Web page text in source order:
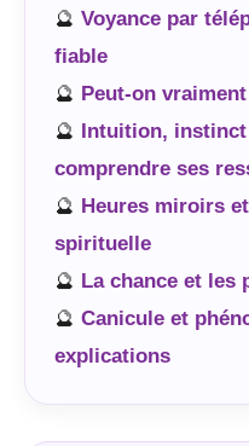
🔮 Voyance par
fiable
🔮 Peut-on
🔮 Intuition,
comprendre ses
🔮 Heures miroirs
spirituelle
🔮 La chance et les
🔮 Canicule et
explications